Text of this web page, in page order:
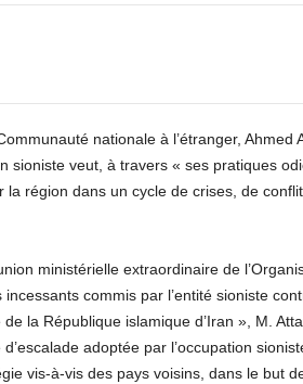
nationale à l’étranger, Ahmed
sioniste veut, à travers « ses pratiques
région dans un cycle de crises, de
ministérielle extraordinaire de
commis par l’entité sioniste
la République islamique d’Iran », M.
adoptée par l’occupation
vis-à-vis des pays voisins, dans le but